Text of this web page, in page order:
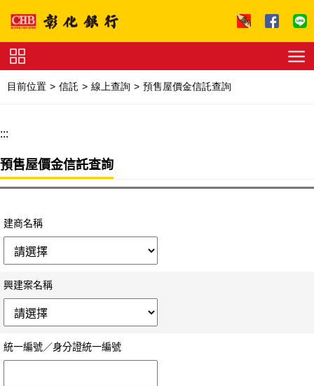
證
券
財
試
算
友
結
法
拍
專
區
下
載
專
目前位置 信託 線上查詢 預售屋價金信託查詢
:::
預售屋價金信託查詢
建商名稱
興建案名稱
統一編號／身分證統一編號